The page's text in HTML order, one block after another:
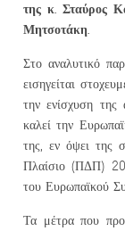
της κ. Σταύρος
Μητσοτάκη.
Στο αναλυτικό
εισηγείται
την ενίσχυση της
καλεί την
της, εν όψει της
Πλαίσιο (ΠΔΠ)
του Ευρωπαϊκού
Τα μέτρα που